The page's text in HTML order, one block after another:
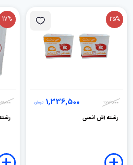
25%
1,782,000
1,336,500 تومان
رشته آش انسی
17%
رشته